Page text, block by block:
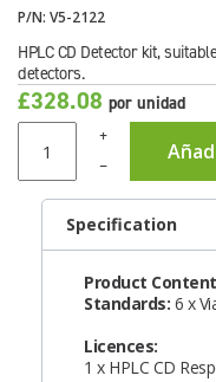
P/N: V5-2122
HPLC CD Detector kit,
detectors.
£328.08 por unidad
+
–
Specification
Product
Standards: 6 x
Licences:
1 x HPLC CD